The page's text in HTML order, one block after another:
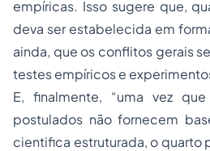
empíricas. Isso sugere que,
deva ser estabelecida em
ainda, que os conflitos gerais
testes empíricos e
E, finalmente, “uma vez
postulados não fornecem
cientifica estruturada, o quarto